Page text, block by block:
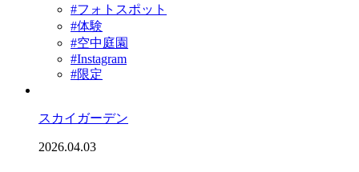
#フォトスポット
#体験
#空中庭園
#Instagram
#限定
スカイガーデン
2026.04.03